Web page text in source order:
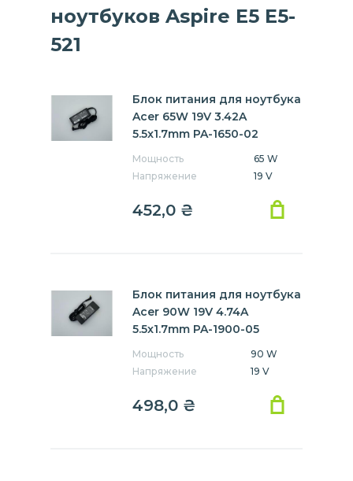
ноутбуков Aspire E5 E5-
521
Блок питания для ноутбука
Acer 65W 19V 3.42A
5.5x1.7mm PA-1650-02
Мощность
65 W
Напряжение
19 V
452,0 ₴
Блок питания для ноутбука
Acer 90W 19V 4.74A
5.5x1.7mm PA-1900-05
Мощность
90 W
Напряжение
19 V
498,0 ₴